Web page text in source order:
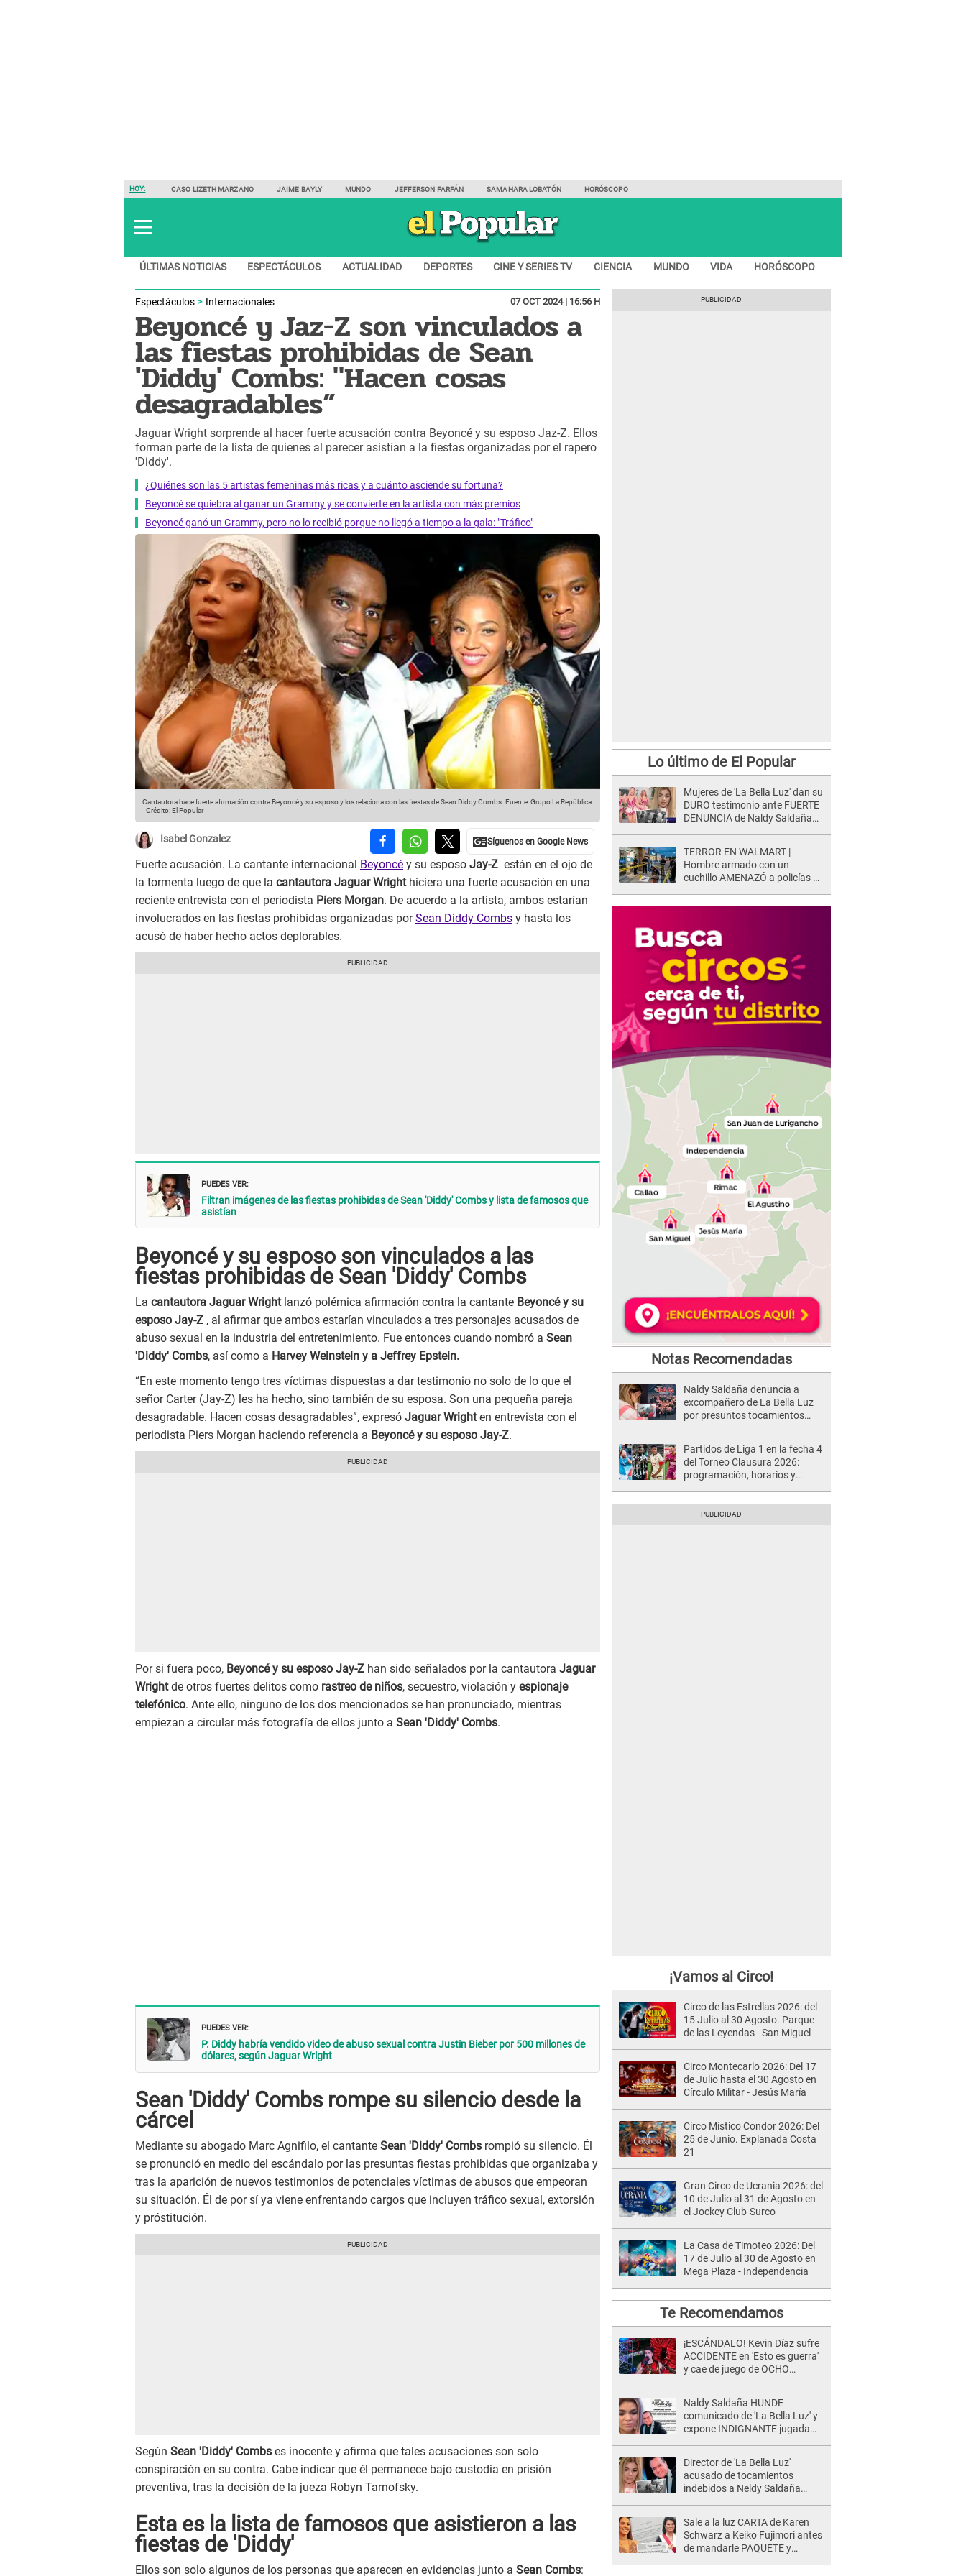
HOY: CASO LIZETH MARZANO JAIME BAYLY MUNDO JEFFERSON FARFÁN SAMAHARA LOBATÓN HORÓSCOPO
ÚLTIMAS NOTICIAS ESPECTÁCULOS ACTUALIDAD DEPORTES CINE Y SERIES TV CIENCIA MUNDO VIDA HORÓSCOPO
Espectáculos Internacionales 07 OCT 2024 | 16:56 H
Beyoncé y Jaz-Z son vinculados a
las fiestas prohibidas de Sean
'Diddy' Combs: "Hacen cosas
desagradables”
Jaguar Wright sorprende al hacer fuerte acusación contra Beyoncé y su esposo Jaz-Z. Ellos
forman parte de la lista de quienes al parecer asistían a la fiestas organizadas por el rapero
'Diddy'.
¿Quiénes son las 5 artistas femeninas más ricas y a cuánto asciende su fortuna?
Beyoncé se quiebra al ganar un Grammy y se convierte en la artista con más premios
Beyoncé ganó un Grammy, pero no lo recibió porque no llegó a tiempo a la gala: "Tráfico"
Cantautora hace fuerte afirmación contra Beyoncé y su esposo y los relaciona con las fiestas de Sean Diddy Combs. Fuente: Grupo La República
-Crédito: El Popular
Isabel Gonzalez
Fuerte acusación. La cantante internacional Beyoncé y su esposo Jay-Z están en el ojo de
la tormenta luego de que la cantautora Jaguar Wrighthiciera una fuerte acusación en una
reciente entrevista con el periodista Piers Morgan. De acuerdo a la artista, ambos estarían
involucrados en las fiestas prohibidas organizadas porSean Diddy Combs y hasta los
acusó de haber hecho actos deplorables.
PUEDES VER:
Filtran imágenes de las fiestas prohibidas de Sean 'Diddy' Combs y lista de famosos que
asistían
Beyoncé y su esposo son vinculados a las
fiestas prohibidas de Sean 'Diddy' Combs
La cantautora Jaguar Wrightlanzó polémica afirmación contra la cantante Beyoncé y su
esposo Jay-Z , al afirmar que ambos estarían vinculados a tres personajes acusados de
abuso sexual en la industria del entretenimiento. Fue entonces cuando nombró a Sean
'Diddy' Combs, así como a Harvey Weinstein y a Jeffrey Epstein.
“En este momento tengo tres víctimas dispuestas a dar testimonio no solo de lo que el
señor Carter (Jay-Z) les ha hecho, sino también de su esposa. Son una pequeña pareja
desagradable. Hacen cosas desagradables”, expresó Jaguar Wrighten entrevista con el
periodista Piers Morgan haciendo referencia a Beyoncé y su esposo Jay-Z.
Por si fuera poco, Beyoncé y su esposo Jay-Z han sido señalados por la cantautora Jaguar
Wrightde otros fuertes delitos como rastreo de niños, secuestro, violación y espionaje
telefónico. Ante ello, ninguno de los dos mencionados se han pronunciado, mientras
empiezan a circular más fotografía de ellos junto a Sean 'Diddy' Combs.
PUEDES VER:
P. Diddy habría vendido video de abuso sexual contra Justin Bieber por 500 millones de
dólares, según Jaguar Wright
Sean 'Diddy' Combs rompe su silencio desde la
cárcel
Mediante su abogado Marc Agnifilo, el cantante Sean 'Diddy' Combs rompió su silencio. Él
se pronunció en medio del escándalo por las presuntas fiestas prohibidas que organizaba y
tras la aparición de nuevos testimonios de potenciales víctimas de abusos que empeoran
su situación. Él de por sí ya viene enfrentando cargos que incluyen tráfico sexual, extorsión
y próstitución.
Según Sean 'Diddy' Combs es inocente y afirma que tales acusaciones son solo
conspiración en su contra. Cabe indicar que él permanece bajo custodia en prisión
preventiva, tras la decisión de la jueza Robyn Tarnofsky.
Esta es la lista de famosos que asistieron a las
fiestas de 'Diddy'
Ellos son solo algunos de los personas que aparecen en evidencias junto a Sean Combs:
Lo último de El Popular
Mujeres de 'La Bella Luz' dan su
DURO testimonio ante FUERTE
DENUNCIA de Naldy Saldaña
TERROR EN WALMART |
Hombre armado con un
cuchillo AMENAZÓ a policías y
Notas Recomendadas
Naldy Saldaña denuncia a
excompañero de La Bella Luz
por presuntos tocamientos
Partidos de Liga 1 en la fecha 4
del Torneo Clausura 2026:
programación, horarios y
¡Vamos al Circo!
Circo de las Estrellas 2026: del
15 Julio al 30 Agosto. Parque
de las Leyendas - San Miguel
Circo Montecarlo 2026: Del 17
de Julio hasta el 30 Agosto en
Círculo Militar - Jesús María
Circo Místico Condor 2026: Del
25 de Junio. Explanada Costa
21
Gran Circo de Ucrania 2026: del
10 de Julio al 31 de Agosto en
el Jockey Club-Surco
La Casa de Timoteo 2026: Del
17 de Julio al 30 de Agosto en
Mega Plaza - Independencia
Te Recomendamos
¡ESCÁNDALO! Kevin Díaz sufre
ACCIDENTE en 'Esto es guerra'
y cae de juego de OCHO
Naldy Saldaña HUNDE
comunicado de 'La Bella Luz' y
expone INDIGNANTE jugada
Director de 'La Bella Luz'
acusado de tocamientos
indebidos a Neldy Saldaña
Sale a la luz CARTA de Karen
Schwarz a Keiko Fujimori antes
de mandarle PAQUETE y